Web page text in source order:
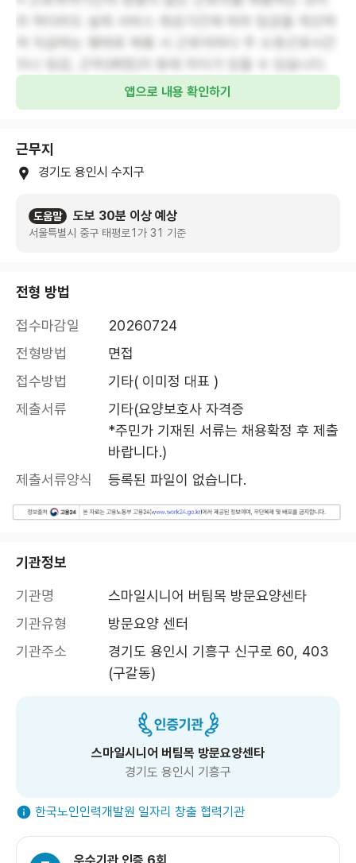
라 하더라도 실제 서비스 제공기간에 따라 임금을 계산하
앱으로 내용 확인하기
근무지
경기도 용인시 수지구
도움말 도보 30분 이상 예상
서울특별시 중구 태평로1가 31 기준
전형 방법
접수마감일
20260724
전형방법
면접
접수방법
기타( 이미정 대표 )
제출서류
기타(요양보호사 자격증
*주민가 기재된 서류는 채용확정 후 제출
바랍니다.)
제출서류양식
등록된 파일이 없습니다.
기관정보
기관명
스마일시니어 버팀목 방문요양센타
기관유형
방문요양 센터
기관주소
경기도 용인시 기흥구 신구로 60, 403
(구갈동)
스마일시니어 버팀목 방문요양센타
경기도 용인시 기흥구
한국노인인력개발원 일자리 창출 협력기관